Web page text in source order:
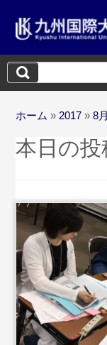
検
索:
ホーム » 2017 » 8月
本日の投